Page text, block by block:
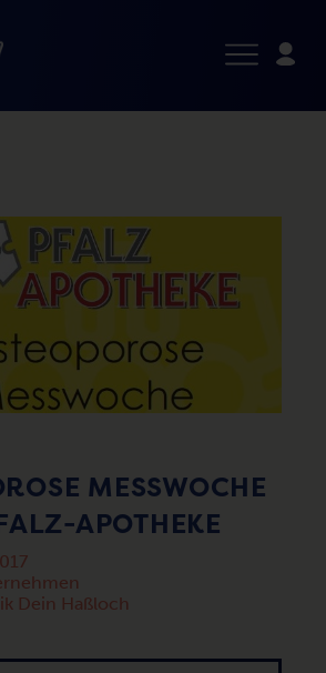
MESSWOCHE
APOTHEKE
Dein Haßloch